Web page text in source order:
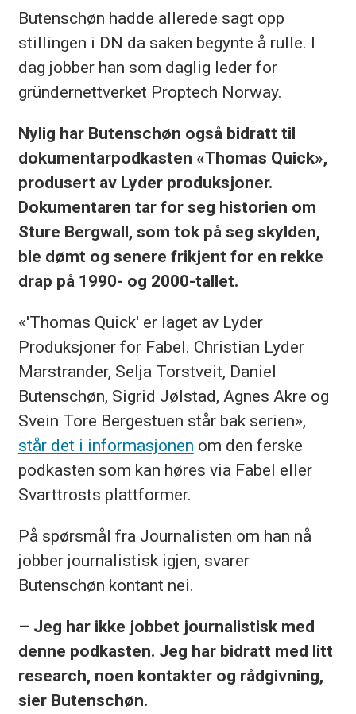
Butenschøn hadde allerede sagt opp
stillingen i DN da saken begynte å rulle. I
dag jobber han som daglig leder for
gründernettverket Proptech Norway.
Nylig har Butenschøn også bidratt til
dokumentarpodkasten «Thomas Quick»,
produsert av Lyder produksjoner.
Dokumentaren tar for seg historien om
Sture Bergwall, som tok på seg skylden,
ble dømt og senere frikjent for en rekke
drap på 1990- og 2000-tallet.
«'Thomas Quick' er laget av Lyder
Produksjoner for Fabel. Christian Lyder
Marstrander, Selja Torstveit, Daniel
Butenschøn, Sigrid Jølstad, Agnes Akre og
Svein Tore Bergestuen står bak serien»,
står det i informasjonen om den ferske
podkasten som kan høres via Fabel eller
Svarttrosts plattformer.
På spørsmål fra Journalisten om han nå
jobber journalistisk igjen, svarer
Butenschøn kontant nei.
– Jeg har ikke jobbet journalistisk med
denne podkasten. Jeg har bidratt med litt
research, noen kontakter og rådgivning,
sier Butenschøn.